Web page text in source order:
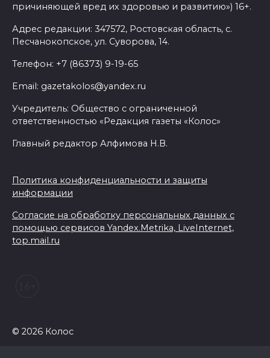
причиняющей вред их здоровью и развитию») 16+.
Адрес редакции: 347572, Ростовская область, с.
Песчанокопское, ул. Суворова, 14.
Телефон: +7 (86373) 9-19-65
Email: gazetakolos@yandex.ru
Учредитель: Общество с ограниченной
ответственностью «Редакция газеты «Колос»
Главный редактор Алфимова Н.В.
Политика конфиденциальности и защиты
информации
Согласие на обработку персональных данных с
помощью сервисов Yandex.Metrika, LiveInternet,
top.mail.ru
© 2026 Колос